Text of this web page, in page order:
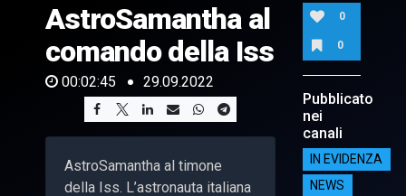
45
seconds
AstroSamantha al
comando della Iss
00:02:45 29.09.2022
AstroSamantha al timone
della Iss. L’astronauta italiana
0
0
Pubblicato
nei
canali
IN EVIDENZA
NEWS